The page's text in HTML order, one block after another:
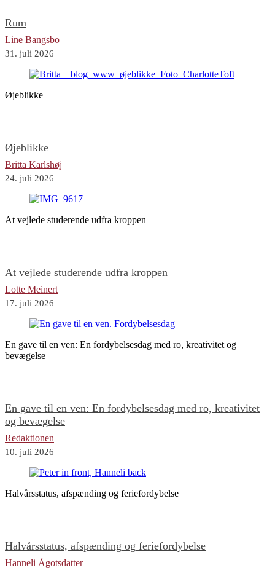
Rum
Line Bangsbo
31. juli 2026
Øjeblikke
Øjeblikke
Britta Karlshøj
24. juli 2026
At vejlede studerende udfra kroppen
At vejlede studerende udfra kroppen
Lotte Meinert
17. juli 2026
En gave til en ven: En fordybelsesdag med ro, kreativitet og
bevægelse
En gave til en ven: En fordybelsesdag med ro, kreativitet
og bevægelse
Redaktionen
10. juli 2026
Halvårsstatus, afspænding og feriefordybelse
Halvårsstatus, afspænding og feriefordybelse
Hanneli Ågotsdatter